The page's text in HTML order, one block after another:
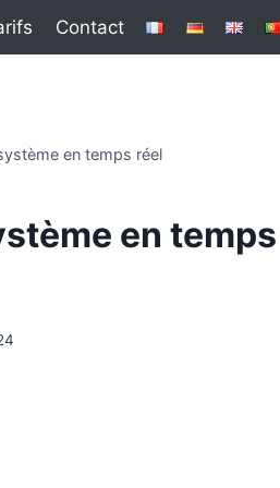
Contact
en temps réel
en temps